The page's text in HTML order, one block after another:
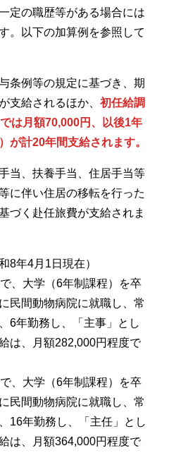
定の職歴等がある場合には
。以下の加算例を参照して
条例等の規定に基づき、期
支給されるほか、 初任給調
は月額70,000円、以後1年
が計20年間支給されます。
当、扶養手当、住居手当等
に伴い住居の移転を行った
づく赴任旅費が支給されま
8年4月1日現在）
、大学（6年制課程）を卒
民間動物病院に就職し、常
6年勤務し、「主事」とし
は、月額282,000円程度で
、大学（6年制課程）を卒
民間動物病院に就職し、常
16年勤務し、「主任」とし
は、月額364,000円程度で